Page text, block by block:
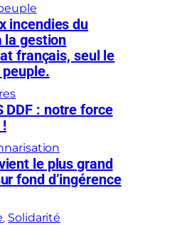
incendies du
la gestion
français, seul le
DDF : notre force
le plus grand
fond d’ingérence
, Solidarité